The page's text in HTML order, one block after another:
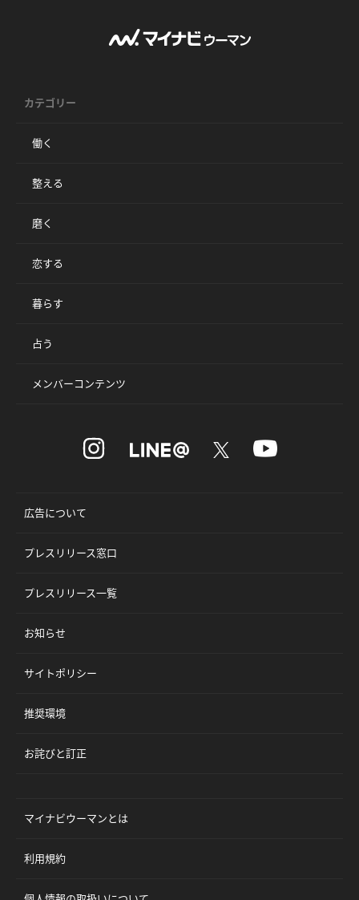
カテゴリー
働く
整える
磨く
恋する
暮らす
占う
メンバーコンテンツ
広告について
プレスリリース窓口
プレスリリース一覧
お知らせ
サイトポリシー
推奨環境
お詫びと訂正
マイナビウーマンとは
利用規約